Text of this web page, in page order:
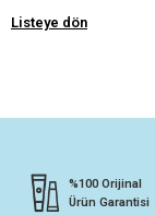
Listeye dön
%100 Orijinal
Ürün Garantisi